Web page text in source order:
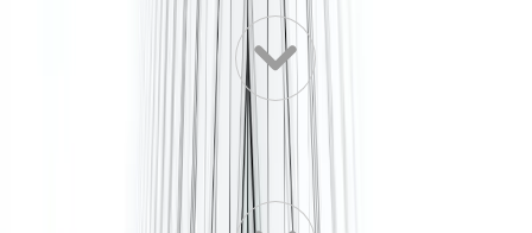
Welke soorten kantoren zijn er op Lange
Kleiweg 40?